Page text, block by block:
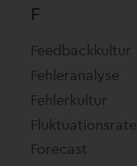
F
Feedbackkultur
Fehleranalyse
Fehlerkultur
Fluktuationsrate
Forecast